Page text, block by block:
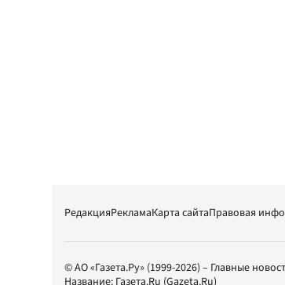
РедакцияРекламаКарта сайтаПравовая
© АО «Газета.Ру» (1999-2026) – Главные
Название: Газета.Ru (Gazeta.Ru)